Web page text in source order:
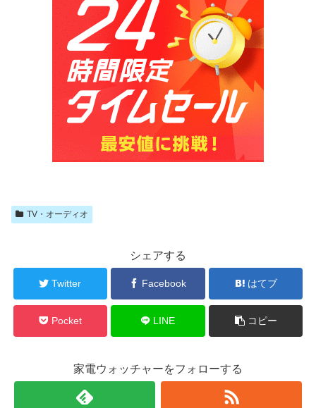
TV・オーディオ
シェアする
Twitter Facebook はてブ
Pocket LINE コピー
家電ウォッチャーをフォローする